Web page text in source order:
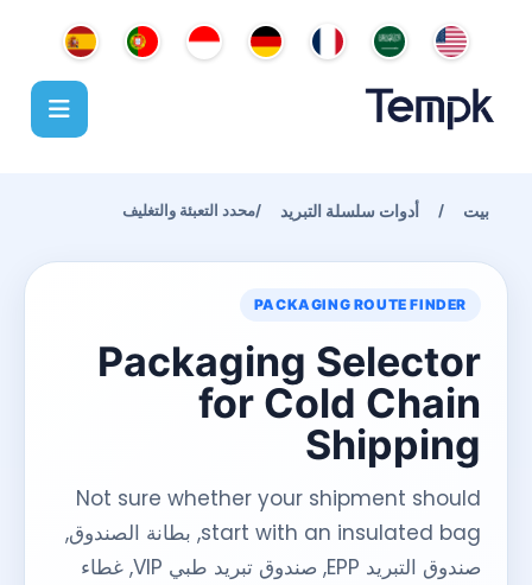
أدوات سلسلة التبريد /محدد التعبئة والتغليف
PACKAGING ROUTE FINDER
Packaging Selector
for Cold Chain
Shipping
Not sure whether your shipment should
start with an insulated bag , بطانة الصندوق,
صندوق التبريد EPP, صندوق تبريد طبي VIP, غطاء